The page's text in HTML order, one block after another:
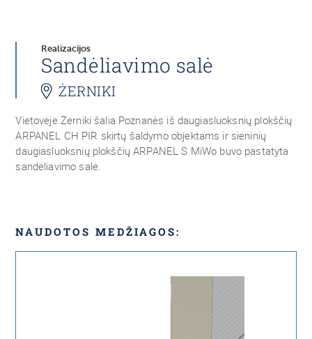
Realizacijos
Sandėliavimo salė
ŻERNIKI
Vietovėje Żerniki šalia Poznanės iš daugiasluoksnių plokščių
ARPANEL CH PIR skirtų šaldymo objektams ir sieninių
daugiasluoksnių plokščių ARPANEL S MiWo buvo pastatyta
sandėliavimo salė.
NAUDOTOS MEDŽIAGOS: